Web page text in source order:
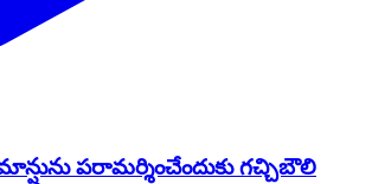
పరామర్శించేందుకు గచ్చిబౌలి